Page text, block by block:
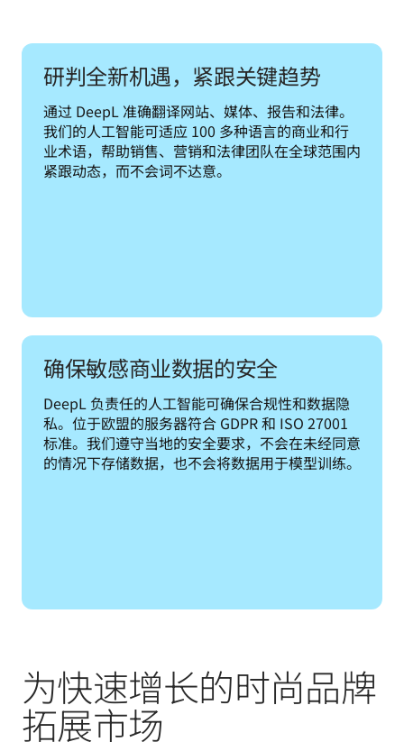
研判全新机遇，紧跟关键趋势
通过 DeepL 准确翻译网站、媒体、报告和法律。
我们的人工智能可适应 100 多种语言的商业和行
业术语，帮助销售、营销和法律团队在全球范围内
紧跟动态，而不会词不达意。
确保敏感商业数据的安全
DeepL 负责任的人工智能可确保合规性和数据隐
私。位于欧盟的服务器符合 GDPR 和 ISO 27001
标准。我们遵守当地的安全要求，不会在未经同意
的情况下存储数据，也不会将数据用于模型训练。
为快速增长的时尚品牌
拓展市场